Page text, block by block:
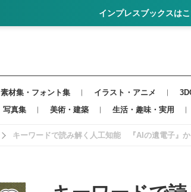
インプレスブックスは
素材集・フォント集 イラスト・アニメ
写真集 美術・建築 生活・趣味・実用
キーワードで読み解く人工知能 『AIの遺電子』